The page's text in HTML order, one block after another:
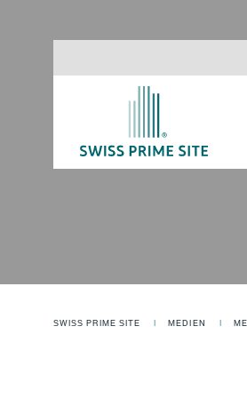
SWISS PRIME SITE MEDIEN